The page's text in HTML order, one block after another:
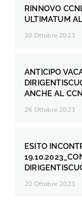
RINNOVO
ULTIMATUM
30 Ottobre 2023
ANTICIPO
ANCHE AL
26 Ottobre 2023
ESITO
20 Ottobre 2023